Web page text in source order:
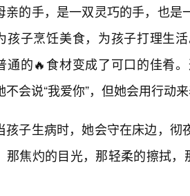
亲的手，是一双灵巧的手，也
孩子烹饪美食，为孩子打理生
通的🔥食材变成了可口的佳肴
不会说“我爱你”，但她会用行动
孩子生病时，她会守在床边，
那焦灼的目光，那轻柔的擦拭